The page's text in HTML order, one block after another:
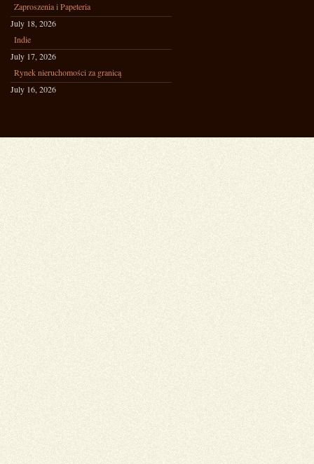
Zaproszenia i Papeteria
July 18, 2026
Indie
July 17, 2026
Rynek nieruchomości za granicą
July 16, 2026